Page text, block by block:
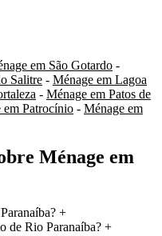
em São Gotardo -
Salitre - Ménage em Lagoa
- Ménage em Patos de
em Patrocínio - Ménage em
Ménage em
+
de Rio Paranaíba? +